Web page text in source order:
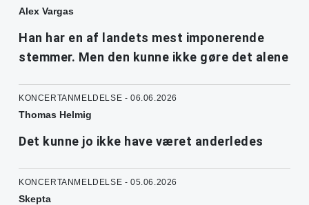
Alex Vargas
Han har en af landets mest imponerende
stemmer. Men den kunne ikke gøre det alene
KONCERTANMELDELSE - 06.06.2026
Thomas Helmig
Det kunne jo ikke have været anderledes
KONCERTANMELDELSE - 05.06.2026
Skepta